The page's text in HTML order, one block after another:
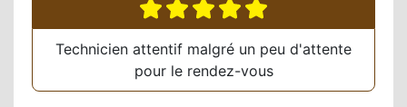
Technicien attentif malgré un peu d'attente
pour le rendez-vous